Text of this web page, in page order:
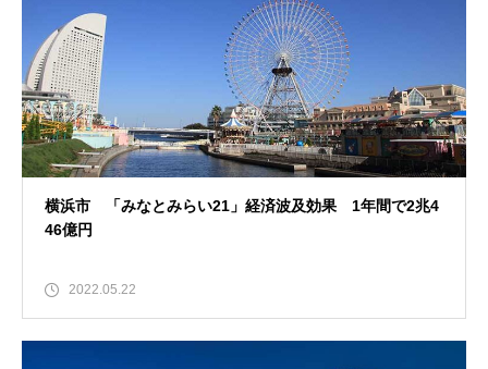
横浜市 「みなとみらい21」経済波及効果 1年間で2兆4
46億円
2022.05.22